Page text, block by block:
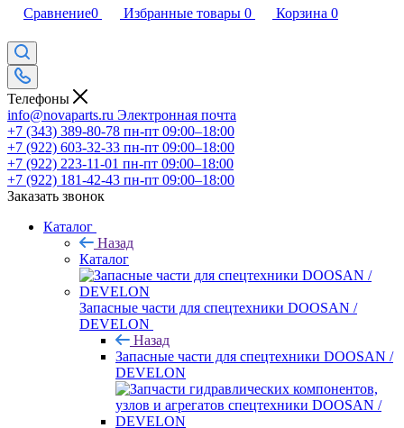
Сравнение0 Избранные товары 0 Корзина 0
Телефоны
info@novaparts.ru Электронная почта
+7 (343) 389-80-78 пн-пт 09:00–18:00
+7 (922) 603-32-33 пн-пт 09:00–18:00
+7 (922) 223-11-01 пн-пт 09:00–18:00
+7 (922) 181-42-43 пн-пт 09:00–18:00
Заказать звонок
Каталог
Назад
Каталог
Запасные части для спецтехники DOOSAN /
DEVELON
Назад
Запасные части для спецтехники DOOSAN /
DEVELON